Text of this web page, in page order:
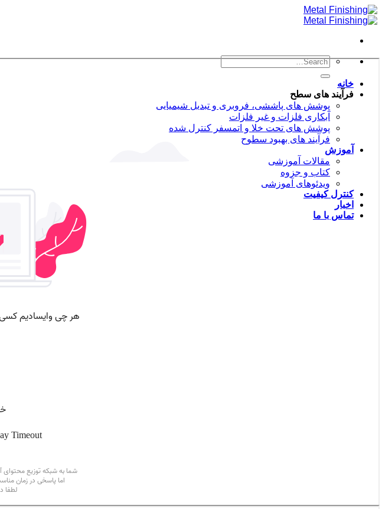
Skip
to
خانه
فرآیند های سطح
پوشش های پاششی، فروبری و تبدیل شیمیایی
آبکاری فلزات و غیر فلزات
پوشش های تحت خلا و اتمسفر کنترل شده
فرآیند های بهبود سطوح
آموزش
مقالات آموزشی
کتاب و جزوه
ویدئوهای آموزشی
کنترل کیفیت
اخبار
تماس با ما